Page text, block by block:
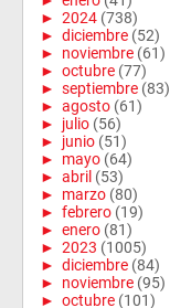
► 2024 (738)
► diciembre (52)
► noviembre (61)
► octubre (77)
► septiembre (83)
► agosto (61)
► julio (56)
► junio (51)
► mayo (64)
► abril (53)
► marzo (80)
► febrero (19)
► enero (81)
► 2023 (1005)
► diciembre (84)
► noviembre (95)
► octubre (101)